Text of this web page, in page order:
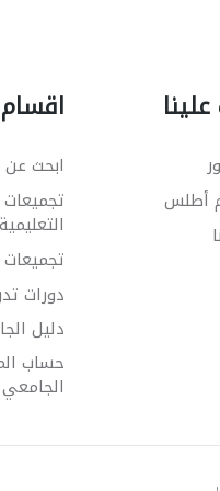
أطلس
ابحث
التعليمية
تجميعات
دورات
دليل
حساب
الجامعي